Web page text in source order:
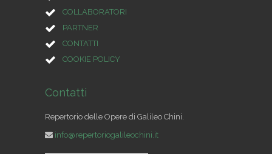
COLLABORATORI
PARTNER
CONTATTI
COOKIE POLICY
Contatti
Repertorio delle Opere di Galileo Chini.
info@repertoriogalileochini.it